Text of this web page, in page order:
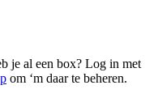
je al een box? Log in met
om ‘m daar te beheren.